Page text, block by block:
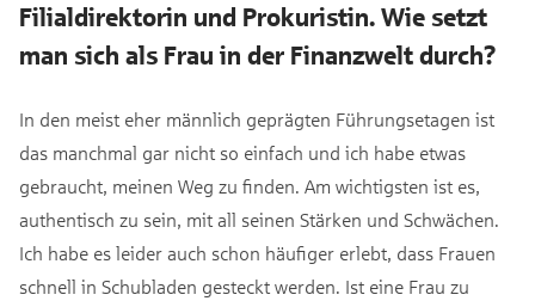
Filialdirektorin und Prokuristin. Wie setzt
man sich als Frau in der Finanzwelt durch?
In den meist eher männlich geprägten Führungsetagen ist
das manchmal gar nicht so einfach und ich habe etwas
gebraucht, meinen Weg zu finden. Am wichtigsten ist es,
authentisch zu sein, mit all seinen Stärken und Schwächen.
Ich habe es leider auch schon häufiger erlebt, dass Frauen
schnell in Schubladen gesteckt werden. Ist eine Frau zu